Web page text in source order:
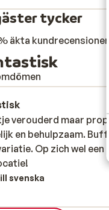
tycker
äkta
verouderd maar
en behulpzaam.
Op zich wel een
verouderd maar
en behulpzaam.
Op zich wel een
svenska